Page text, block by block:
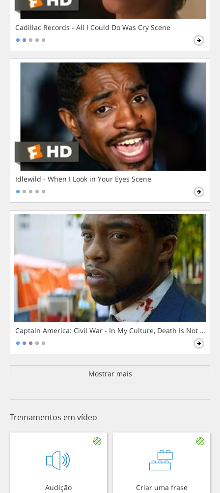
Cadillac Records - All I Could Do Was Cry Scene
Idlewild - When I Look in Your Eyes Scene
Captain America: Civil War - In My Culture, Death Is Not The
Mostrar mais
Treinamentos em vídeo
Audição Criar uma frase